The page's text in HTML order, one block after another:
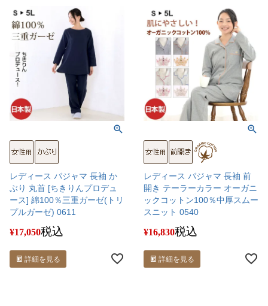
レディース パジャマ 長袖 か
ぶり 丸首 [ちきりんプロデュ
ース] 綿100％三重ガーゼ(トリ
プルガーゼ) 0611
¥17,050税込
詳細を見る
レディース パジャマ 長袖 前
開き テーラーカラー オーガニ
ックコットン100％中厚スムー
スニット 0540
¥16,830税込
詳細を見る